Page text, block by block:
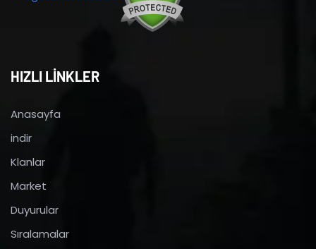
HIZLI LİNKLER
Anasayfa
indir
Klanlar
Market
Duyurular
Sıralamalar